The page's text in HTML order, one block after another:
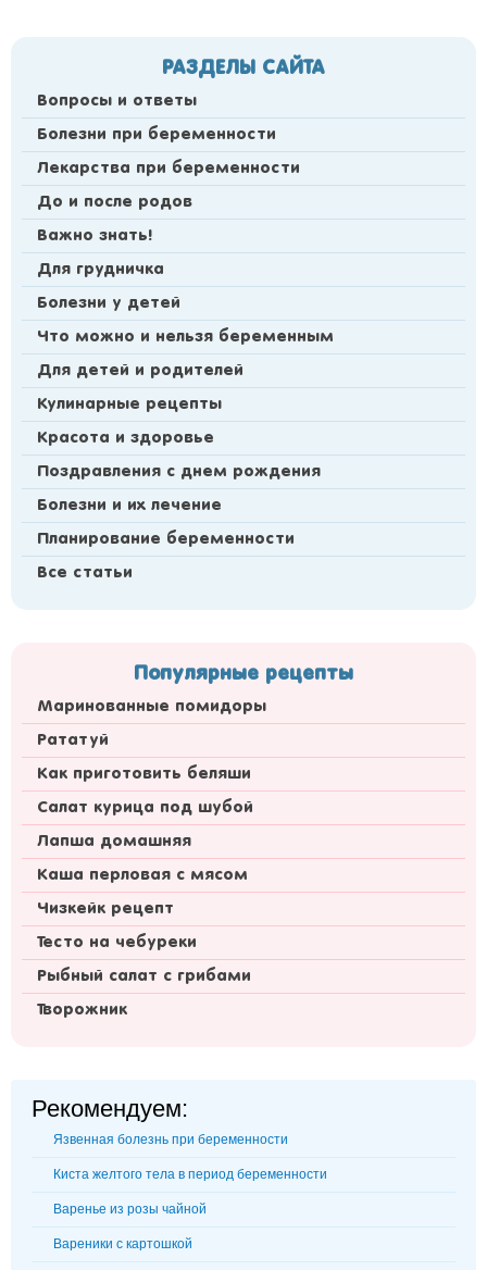
РАЗДЕЛЫ САЙТА
Вопросы и ответы
Болезни при беременности
Лекарства при беременности
До и после родов
Важно знать!
Для грудничка
Болезни у детей
Что можно и нельзя беременным
Для детей и родителей
Кулинарные рецепты
Красота и здоровье
Поздравления с днем рождения
Болезни и их лечение
Планирование беременности
Все статьи
Популярные рецепты
Маринованные помидоры
Рататуй
Как приготовить беляши
Салат курица под шубой
Лапша домашняя
Каша перловая с мясом
Чизкейк рецепт
Тесто на чебуреки
Рыбный салат с грибами
Творожник
Рекомендуем:
Язвенная болезнь при беременности
Киста желтого тела в период беременности
Варенье из розы чайной
Вареники с картошкой